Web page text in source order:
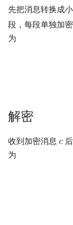
先把消息转换成
段，每段单独加
为
解密
收到加密消息 𝑐
为